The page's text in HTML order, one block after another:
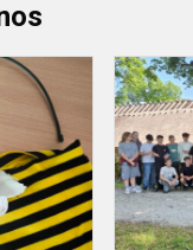
Rugsėjo
ąją
aidėjo
bičių
dūzgimas!